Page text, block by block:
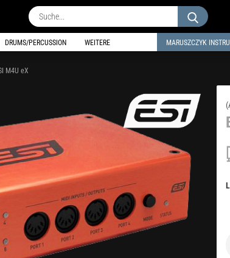
Suche...
DRUMS/PERCUSSION MARUSZCZYK
WEITERE
M4U eX